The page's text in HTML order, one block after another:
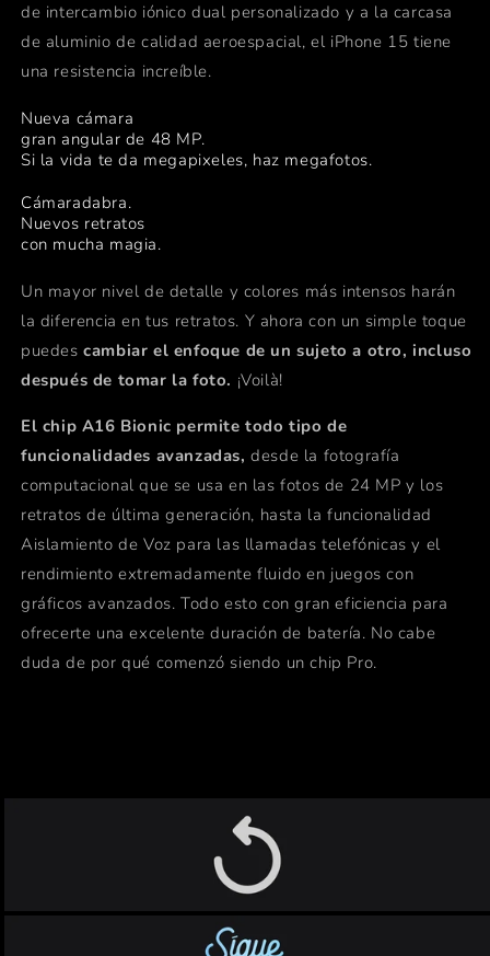
de intercambio iónico dual personalizado y a la carcasa
de aluminio de calidad aeroespacial, el iPhone 15 tiene
una resistencia increíble.
Nueva cámara
gran angular de 48 MP.
Si la vida te da megapixeles, haz megafotos.
Cámaradabra.
Nuevos retratos
con mucha magia.
Un mayor nivel de detalle y colores más intensos harán
la diferencia en tus retratos. Y ahora con un simple toque
puedes cambiar el enfoque de un sujeto a otro, incluso
después de tomar la foto. ¡Voilà!
El chip A16 Bionic permite todo tipo de
funcionalidades avanzadas, desde la fotografía
computacional que se usa en las fotos de 24 MP y los
retratos de última generación, hasta la funcionalidad
Aislamiento de Voz para las llamadas telefónicas y el
rendimiento extremadamente fluido en juegos con
gráficos avanzados. Todo esto con gran eficiencia para
ofrecerte una excelente duración de batería. No cabe
duda de por qué comenzó siendo un chip Pro.